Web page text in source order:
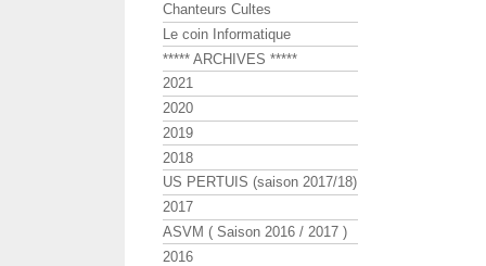
Chanteurs Cultes
Le coin Informatique
***** ARCHIVES *****
2021
2020
2019
2018
US PERTUIS (saison 2017/18)
2017
ASVM ( Saison 2016 / 2017 )
2016